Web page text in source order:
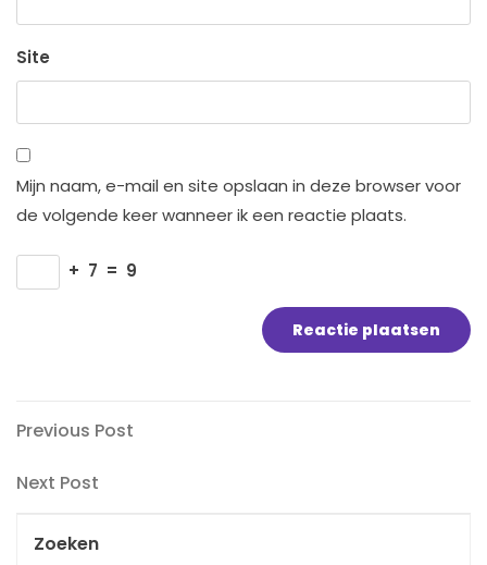
Site
Mijn naam, e-mail en site opslaan in deze browser voor
de volgende keer wanneer ik een reactie plaats.
+ 7 = 9
Bericht
navigatie
Previous
Previous Post
Next
Next Post
Zoeken